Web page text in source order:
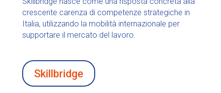
crescente carenza di competenze strategiche in
Italia, utilizzando la mobilità internazionale per
supportare il mercato del lavoro.
Skillbridge